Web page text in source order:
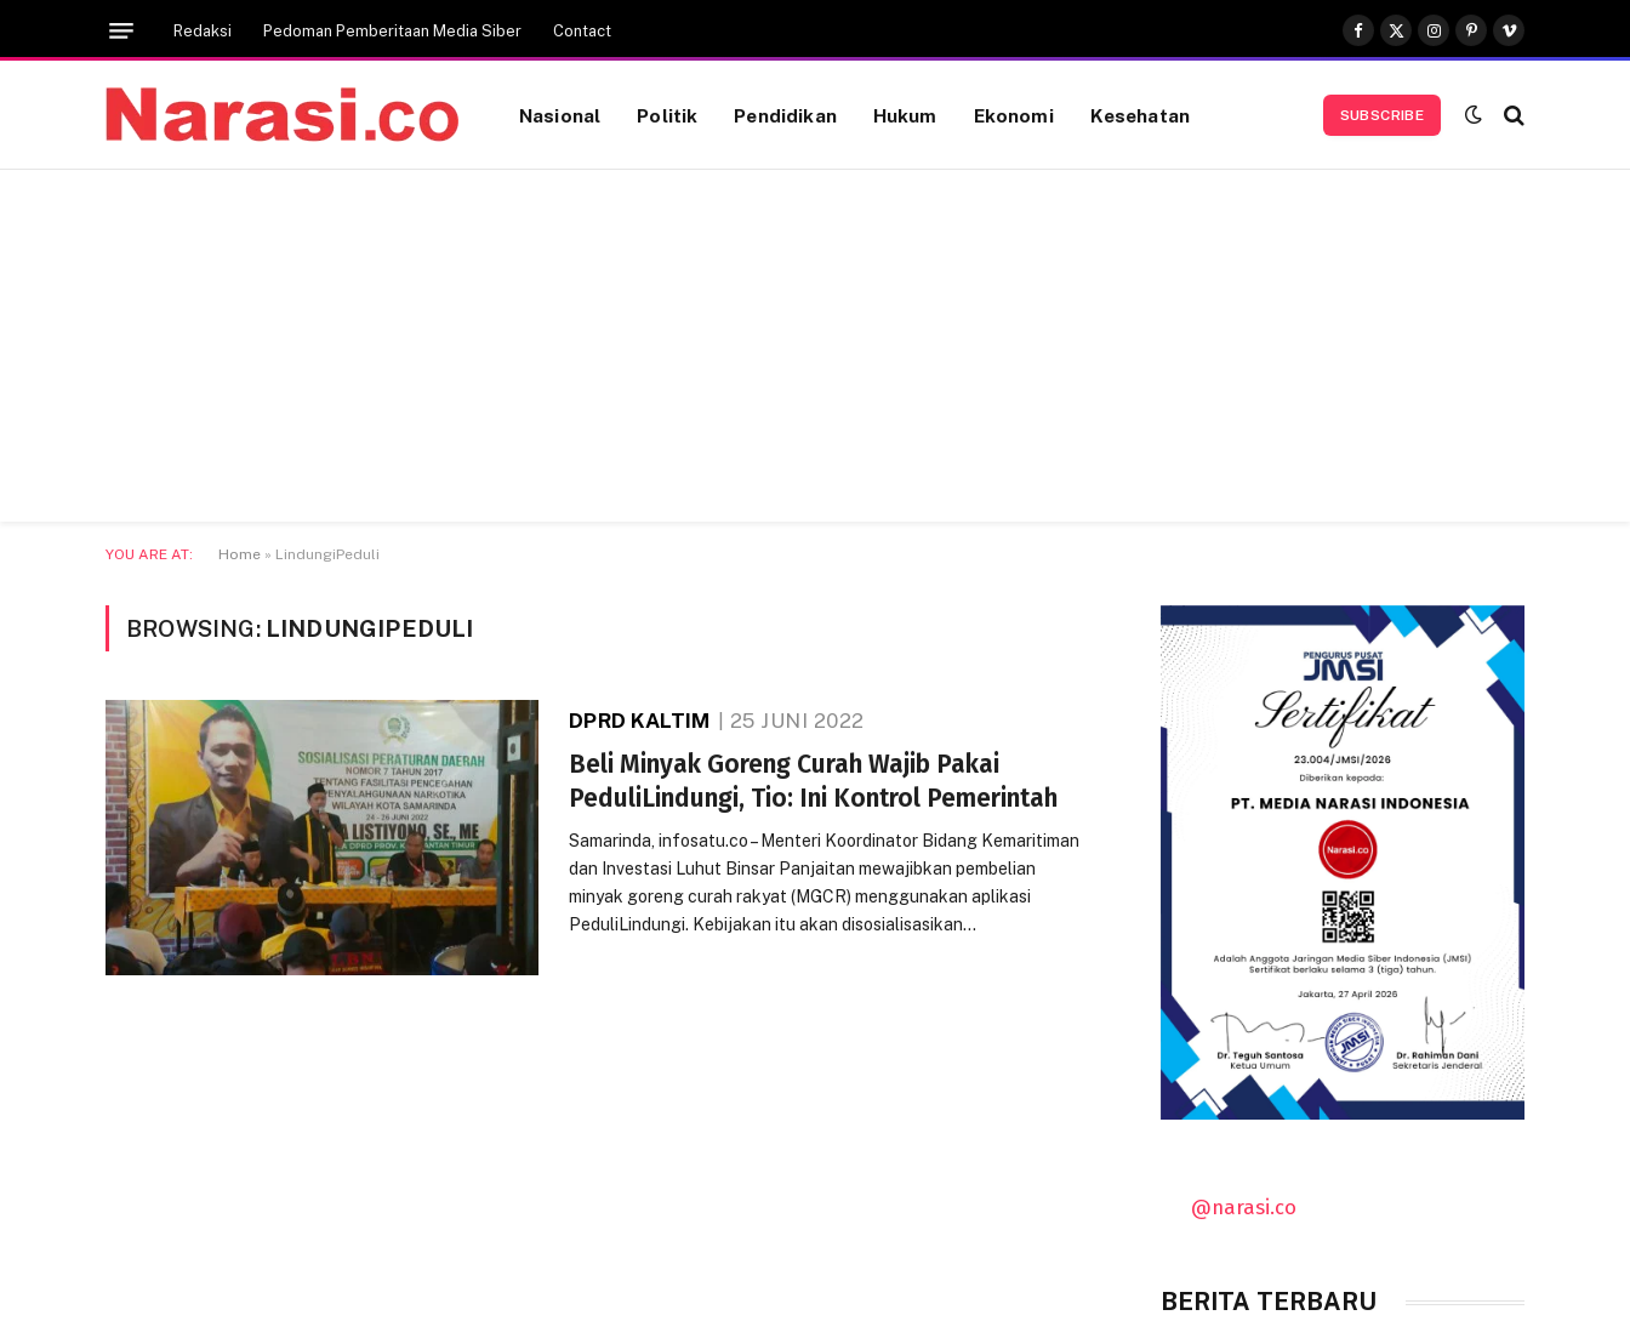
Redaksi Pedoman Pemberitaan Media Siber Contact
Facebook
X
(Twitter)
Instagram
Pinterest
Vimeo
Nasional Politik Pendidikan Hukum Ekonomi Kesehatan SUBSCRIBE
YOU ARE AT: Home » LindungiPeduli
BROWSING: LINDUNGIPEDULI
DPRD KALTIM 25 JUNI 2022
Beli Minyak Goreng Curah Wajib Pakai
PeduliLindungi, Tio: Ini Kontrol Pemerintah
Samarinda, infosatu.co – Menteri Koordinator Bidang Kemaritiman
dan Investasi Luhut Binsar Panjaitan mewajibkan pembelian
minyak goreng curah rakyat (MGCR) menggunakan aplikasi
PeduliLindungi. Kebijakan itu akan disosialisasikan…
@narasi.co
BERITA TERBARU